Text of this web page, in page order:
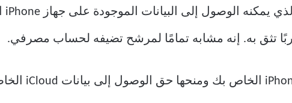
تثق به. إنه مشابه تمامًا لمرشح تضيفه لحساب مصرفي.